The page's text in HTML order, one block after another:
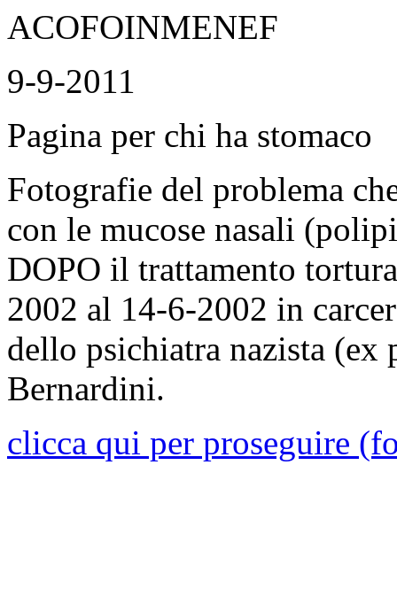
ACOFOINMENEF
9-9-2011
Pagina per chi ha stomaco
Fotografie del problema
con le mucose nasali
DOPO il trattamento
2002 al 14-6-2002 in
dello psichiatra nazista
Bernardini.
clicca qui per proseguire